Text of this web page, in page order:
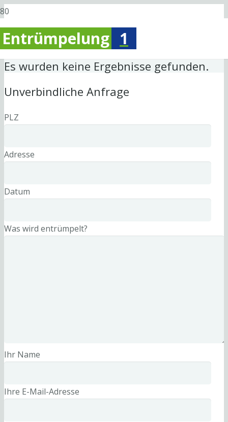
Entrümpelung 1
Es wurden keine Ergebnisse gefunden.
Unverbindliche Anfrage
PLZ
Adresse
Datum
Was wird entrümpelt?
Ihr Name
Ihre E-Mail-Adresse